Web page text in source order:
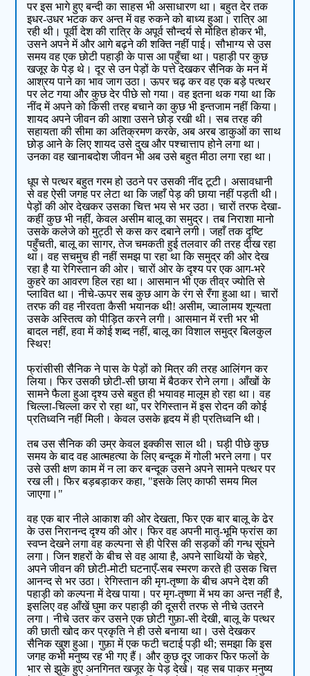
पर इस भागे हुए बन्दी का साहस भी असाधारण था। बहुत देर तक
इधर-उधर भटक कर अन्त में वह रुकने को बाध्य हुआ। रात्रि आ
रही थी। पूर्वी देश की रात्रि के अपूर्व सौन्दर्य से मोहित होकर भी,
उसने अपने में और आगे बढ़ने की शक्ति नहीं पाई। सौभाग्य से उस
समय वह एक छोटी पहाड़ी के पास आ पहुँचा था। पहाड़ी पर कुछ
खजूर के पेड़ थे। दूर से उन पेड़ों के पत्ते देखकर सैनिक के मन में
आश्रय पाने का भाव जाग उठा। ऊपर चढ़ कर वह एक बड़े पत्थर
पर लेट गया और कुछ देर पीछे सो गया। वह इतना थक गया था कि
नींद में अपने को किसी तरह बचाने का कुछ भी इन्तजाम नहीं किया।
शायद अपने जीवन की आशा उसने छोड़ रखी थी। सब तरह की
सहायता की सीमा का अतिक्रमण करके, अब अरब डाकुओं का साथ
छोड़ आने के लिए शायद उसे दुख और पश्चात्ताप होने लगा था।
उनका वह खानाबदोश जीवन भी अब उसे बहुत मीठा लगा रहा था।
धूप से पत्थर बहुत गरम हो उठने पर उसकी नींद टूटी। असावधानी
से वह ऐसी जगह पर लेटा था कि जहाँ पेड़ की छाया नहीं पड़ती थी।
पेड़ों की ओर देखकर उसका चित्त भय से भर उठा। चारों तरफ देखा-
कहीं कुछ भी नहीं, केवल असीम बालू का समुद्र। तब निराशा मानो
उसके कलेजे को मुट्ठी से कस कर दबाने लगी। जहाँ तक दृष्टि
पहुँचती, बालू का सागर, तेज चमकती हुई तलवार की तरह दीख रहा
था। वह सचमुच ही नहीं समझ पा रहा था कि समुद्र की ओर देख
रहा है या रेगिस्तान की ओर। चारों ओर के दृश्य पर एक आग-भरे
कुहरे का आवरण हिल रहा था। आसमान भी एक तीव्र ज्योति से
प्लावित था। नीचे-ऊपर सब कुछ आग के रंग से रँगा हुआ था। चारों
तरफ की वह नीरवता कैसी भयानक थी! असीम, ज्वालामय शून्यता
उसके अस्तित्व को पीड़ित करने लगी। आसमान में रत्ती भर भी
बादल नहीं, हवा में कोई शब्द नहीं, बालू का विशाल समुद्र बिलकुल
स्थिर!
फ्रांसीसी सैनिक ने पास के पेड़ों को मित्र की तरह आलिंगन कर
लिया। फिर उसकी छोटी-सी छाया में बैठकर रोने लगा। आँखों के
सामने फैला हुआ दृश्य उसे बहुत ही भयावह मालूम हो रहा था। वह
चिल्ला-चिल्ला कर रो रहा था, पर रेगिस्तान में इस रोदन की कोई
प्रतिध्वनि नहीं मिली। केवल उसके हृदय में ही प्रतिध्वनि थी।
तब उस सैनिक की उम्र केवल इक्कीस साल थी। घड़ी पीछे कुछ
समय के बाद वह आत्महत्या के लिए बन्दूक में गोली भरने लगा। पर
उसे उसी क्षण काम में न ला कर बन्दूक उसने अपने सामने पत्थर पर
रख ली। फिर बड़बड़ाकर कहा, "इसके लिए काफी समय मिल
जाएगा।"
वह एक बार नीले आकाश की ओर देखता, फिर एक बार बालू के ढेर
के उस निरानन्द दृश्य की ओर। फिर वह अपनी मातृ-भूमि फ्रांस का
स्वप्न देखने लगा वह कल्पना से ही पेरिस की सड़कों की गन्ध सूंघने
लगा। जिन शहरों के बीच से वह आया है, अपने साथियों के चेहरे,
अपने जीवन की छोटी-मोटी घटनाएँ-सब स्मरण करते ही उसक चित्त
आनन्द से भर उठा। रेगिस्तान की मृग-तृष्णा के बीच अपने देश की
पहाड़ी को कल्पना में देख पाया। पर मृग-तृष्णा में भय का अन्त नहीं है,
इसलिए वह आँखें घुमा कर पहाड़ी की दूसरी तरफ से नीचे उतरने
लगा। नीचे उतर कर उसने एक छोटी गुफ़ा-सी देखी, बालू के पत्थर
की छाती खोद कर प्रकृति ने ही उसे बनाया था। उसे देखकर
सैनिक खुश हुआ। गुफ़ा में एक फटी चटाई पड़ी थी; समझा कि इस
जगह कभी मनुष्य रह भी गए हैं। और कुछ दूर जाकर फिर फलों के
भार से झुके हुए अनगिनत खजूर के पेड़ देखे। यह सब पाकर मनुष्य